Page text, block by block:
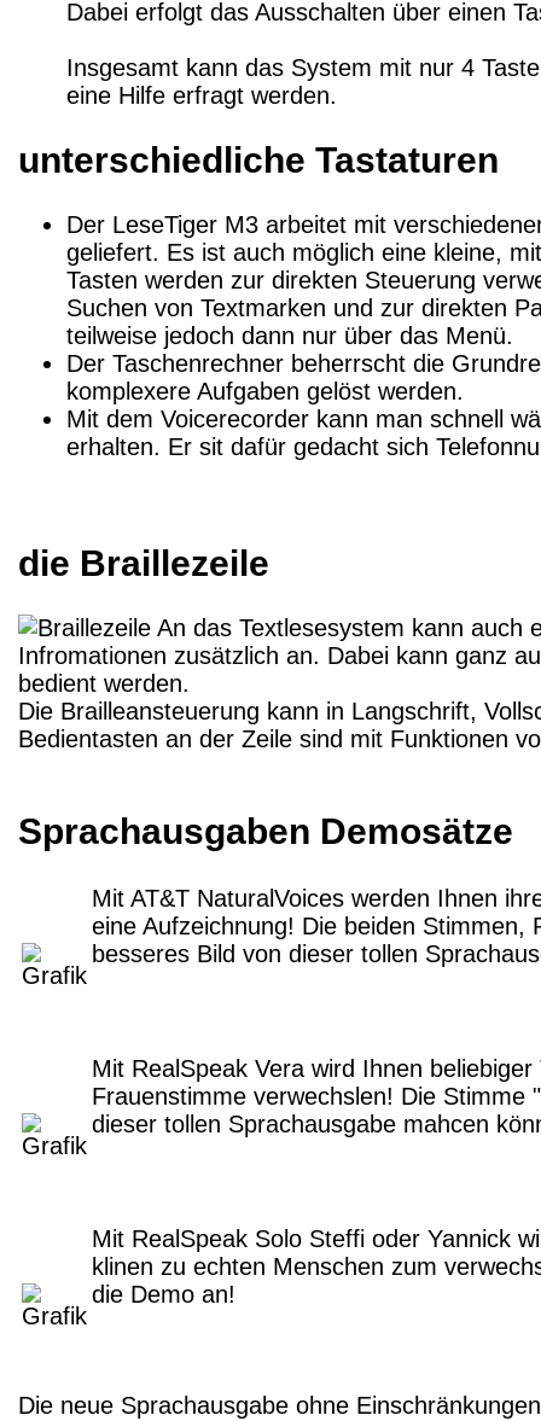
Dabei erfolgt das Ausschalten über einen
Insgesamt kann das System mit nur 4
eine Hilfe erfragt werden.
unterschiedliche Tastaturen
Der LeseTiger M3 arbeitet mit
geliefert. Es ist auch möglich eine kleine,
Tasten werden zur direkten Steuerung
Suchen von Textmarken und zur direkten
teilweise jedoch dann nur über das Menü.
Der Taschenrechner beherrscht die
komplexere Aufgaben gelöst werden.
Mit dem Voicerecorder kann man schnell
erhalten. Er sit dafür gedacht sich
die Braillezeile
An das Textlesesystem kann auch
Infromationen zusätzlich an. Dabei kann ganz
bedient werden.
Die Brailleansteuerung kann in Langschrift,
Bedientasten an der Zeile sind mit Funktionen
Sprachausgaben Demosätze
Mit AT&T NaturalVoices werden Ihnen
eine Aufzeichnung! Die beiden Stimmen,
besseres Bild von dieser tollen
Mit RealSpeak Vera wird Ihnen
Frauenstimme verwechslen! Die Stimme
dieser tollen Sprachausgabe mahcen
Mit RealSpeak Solo Steffi oder Yannick
klinen zu echten Menschen zum
die Demo an!
Die neue Sprachausgabe ohne